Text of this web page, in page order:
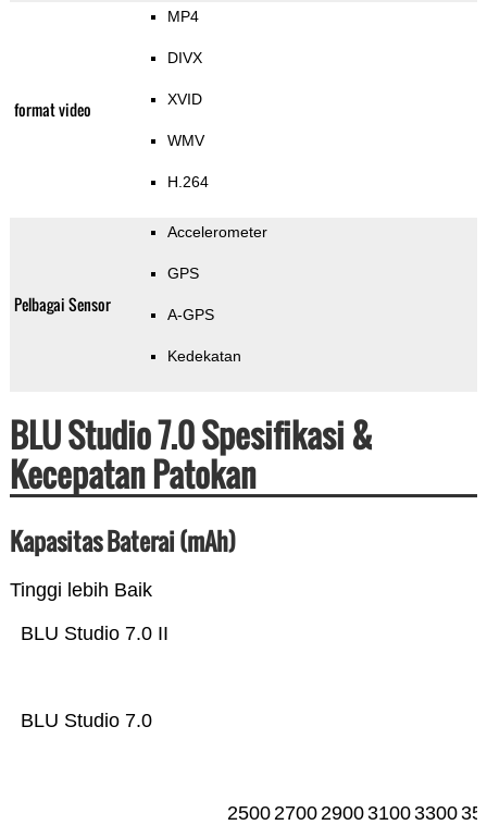
format video
MP4
DIVX
XVID
WMV
H.264
Pelbagai Sensor
Accelerometer
GPS
A-GPS
Kedekatan
BLU Studio 7.0 Spesifikasi &
Kecepatan Patokan
Kapasitas Baterai (mAh)
Tinggi lebih Baik
BLU Studio 7.0
BLU Studio 7.0 II
25002700290031003300